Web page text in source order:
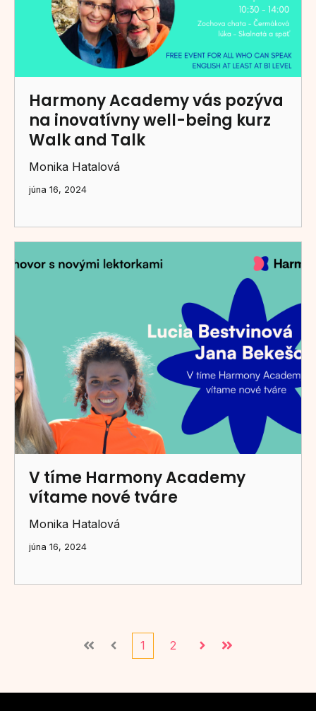
Harmony Academy vás pozýva
na inovatívny well-being kurz
Walk and Talk
Monika Hatalová
júna 16, 2024
V tíme Harmony Academy
vítame nové tváre
Monika Hatalová
júna 16, 2024
Prvá Predchádzajúce
1 2
Ďalej Posledné